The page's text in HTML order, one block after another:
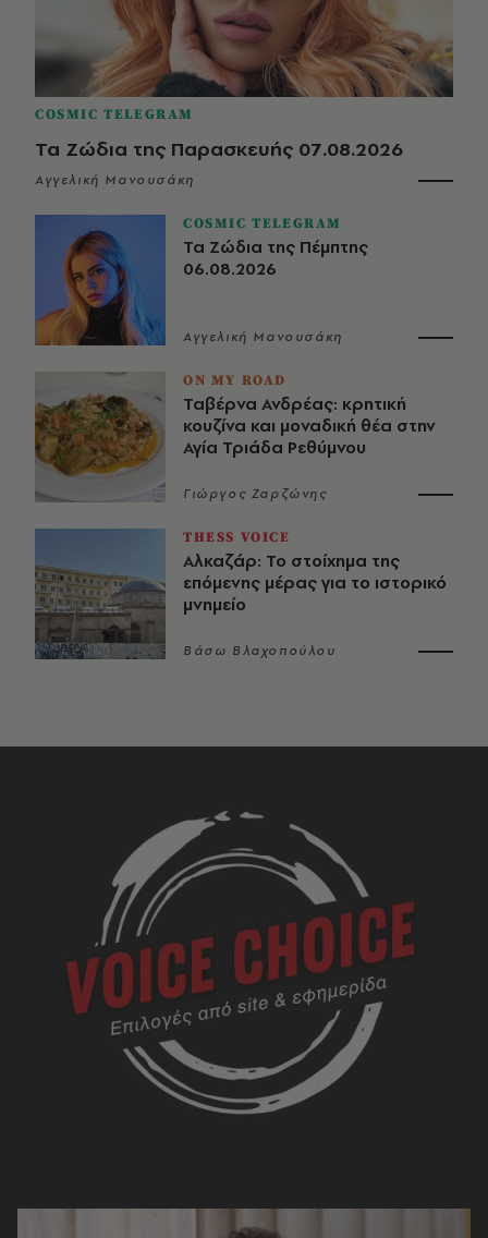
COSMIC TELEGRAM
Τα Ζώδια της Παρασκευής 07.08.2026
Αγγελική Μανουσάκη
COSMIC TELEGRAM
Τα Ζώδια της Πέμπτης
06.08.2026
Αγγελική Μανουσάκη
ON MY ROAD
Ταβέρνα Ανδρέας: κρητική
κουζίνα και μοναδική θέα στην
Αγία Τριάδα Ρεθύμνου
Γιώργος Ζαρζώνης
THESS VOICE
Αλκαζάρ: Το στοίχημα της
επόμενης μέρας για το ιστορικό
μνημείο
Βάσω Βλαχοπούλου